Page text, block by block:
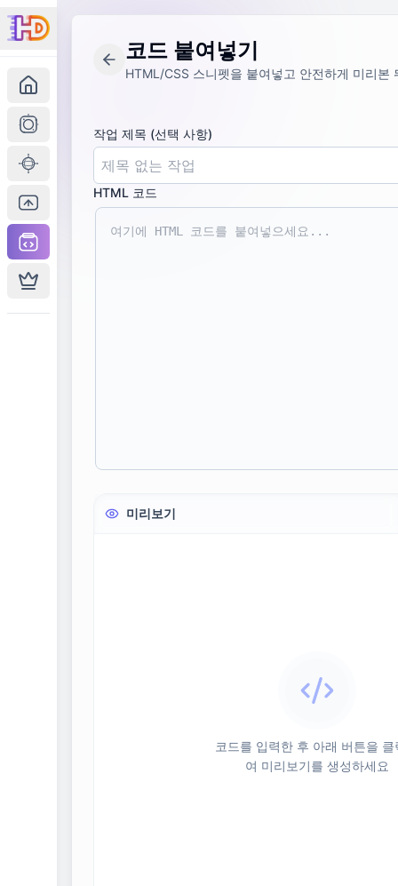
코드 붙여넣기
HTML/CSS 스니펫을 붙여넣고 안전하게 미리본
작업 제목 (선택 사항)
HTML 코드
미리보기
코드를 입력한 후 아래 버튼을 클
여 미리보기를 생성하세요